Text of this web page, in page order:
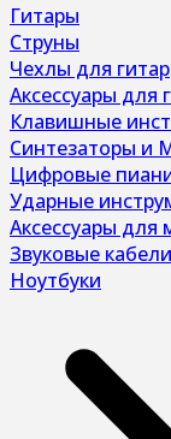
Гитары
Струны
Чехлы для гитар
Аксессуары для
Клавишные
Синтезаторы и
Цифровые
Ударные
Аксессуары для
Звуковые кабели
Ноутбуки